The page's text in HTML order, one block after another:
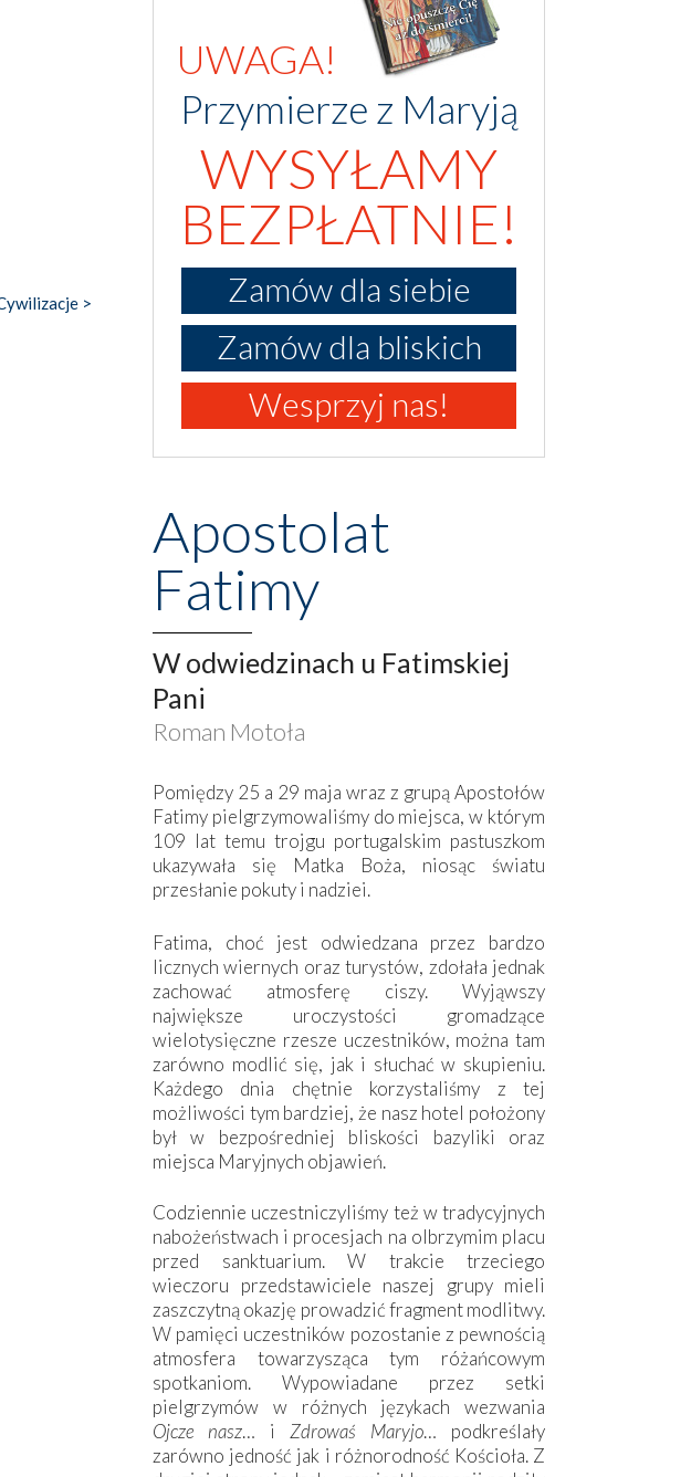
>
UWAGA!
Przymierze z Maryją
WYSYŁAMY
BEZPŁATNIE!
Zamów dla siebie
Zamów dla bliskich
Wesprzyj nas!
Apostolat
Fatimy
W odwiedzinach u Fatimskiej
Pani
Roman Motoła
Pomiędzy 25 a 29 maja wraz z grupą Apostołów
Fatimy pielgrzymowaliśmy do miejsca, w którym
109 lat temu trojgu portugalskim pastuszkom
ukazywała się Matka Boża, niosąc światu
przesłanie pokuty i nadziei.
Fatima, choć jest odwiedzana przez bardzo
licznych wiernych oraz turystów, zdołała jednak
zachować atmosferę ciszy. Wyjąwszy
największe uroczystości gromadzące
wielotysięczne rzesze uczestników, można tam
zarówno modlić się, jak i słuchać w skupieniu.
Każdego dnia chętnie korzystaliśmy z tej
możliwości tym bardziej, że nasz hotel położony
był w bezpośredniej bliskości bazyliki oraz
miejsca Maryjnych objawień.
Codziennie uczestniczyliśmy też w tradycyjnych
nabożeństwach i procesjach na olbrzymim placu
przed sanktuarium. W trakcie trzeciego
wieczoru przedstawiciele naszej grupy mieli
zaszczytną okazję prowadzić fragment modlitwy.
W pamięci uczestników pozostanie z pewnością
atmosfera towarzysząca tym różańcowym
spotkaniom. Wypowiadane przez setki
pielgrzymów w różnych językach wezwania
Ojcze nasz… i Zdrowaś Maryjo… podkreślały
zarówno jedność jak i różnorodność Kościoła. Z